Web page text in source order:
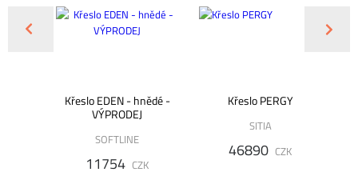
Křeslo EDEN - hnědé -
VÝPRODEJ
SOFTLINE
11754 CZK
Křeslo PERGY
SITIA
46890 CZK